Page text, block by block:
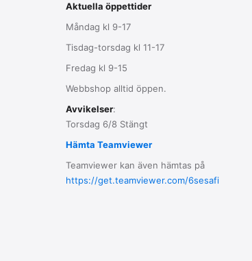
Aktuella öppettider
Måndag kl 9-17
Tisdag-torsdag kl 11-17
Fredag kl 9-15
Webbshop alltid öppen.
Avvikelser:
Torsdag 6/8 Stängt
Hämta Teamviewer
Teamviewer kan även hämtas på
https://get.teamviewer.com/6sesafi